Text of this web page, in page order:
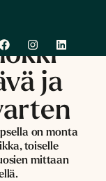
F
a
c
e
b
o
o
k
I
n
s
t
a
g
r
a
m
L
i
n
e
d
i
n
ja
on monta
toiselle
mittaan